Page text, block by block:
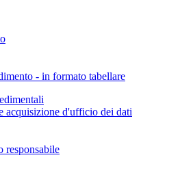
- in formato tabellare
acquisizione d'ufficio dei dati
responsabile